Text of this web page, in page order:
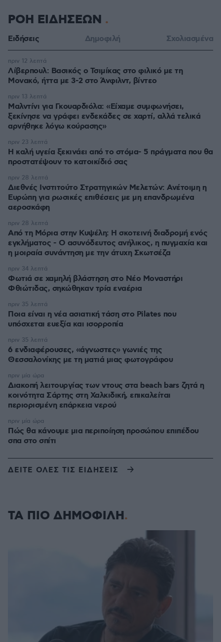
ΡΟΗ ΕΙΔΗΣΕΩΝ
Ειδήσεις Δημοφιλή Σχολιασμένα
Λίβερπουλ: Βασικός ο Τσιμίκας στο φιλικό με τη
Μονακό, ήττα με 3-2 στο Άνφιλντ, βίντεο
πριν 12 λεπτά
Μαλντίνι για Γκουαρδιόλα: «Είχαμε συμφωνήσει,
ξεκίνησε να γράφει ενδεκάδες σε χαρτί, αλλά τελικά
αρνήθηκε λόγω κούρασης»
πριν 13 λεπτά
Η καλή υγεία ξεκινάει από το στόμα- 5 πράγματα που θα
προστατέψουν το κατοικίδιό σας
πριν 23 λεπτά
Διεθνές Ινστιτούτο Στρατηγικών Μελετών: Ανέτοιμη η
Ευρώπη για ρωσικές επιθέσεις με μη επανδρωμένα
αεροσκάφη
πριν 28 λεπτά
Από τη Μόρια στην Κυψέλη: Η σκοτεινή διαδρομή ενός
εγκλήματος - Ο ασυνόδευτος ανήλικος, η πυγμαχία και
η μοιραία συνάντηση με την άτυχη Σκωτσέζα
πριν 28 λεπτά
Φωτιά σε χαμηλή βλάστηση στο Νέο Μοναστήρι
Φθιώτιδας, σηκώθηκαν τρία εναέρια
πριν 34 λεπτά
Ποια είναι η νέα ασιατική τάση στο Pilates που
υπόσχεται ευεξία και ισορροπία
πριν 35 λεπτά
6 ενδιαφέρουσες, «άγνωστες» γωνιές της
Θεσσαλονίκης με τη ματιά μιας φωτογράφου
πριν 35 λεπτά
Διακοπή λειτουργίας των ντους στα beach bars ζητά η
κοινότητα Σάρτης στη Χαλκιδική, επικαλείται
περιορισμένη επάρκεια νερού
πριν μία ώρα
Πώς θα κάνουμε μια περιποίηση προσώπου επιπέδου
σπα στο σπίτι
πριν μία ώρα
ΔΕΙΤΕ ΟΛΕΣ ΤΙΣ ΕΙΔΗΣΕΙΣ
ΤΑ ΠΙΟ ΔΗΜΟΦΙΛΗ